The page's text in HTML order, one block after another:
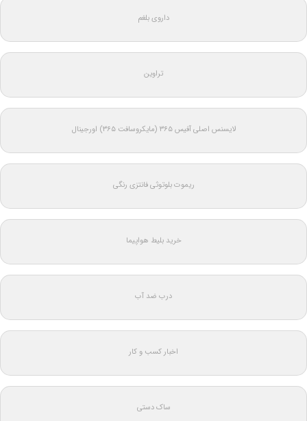
داروی بلغم
تراوین
لایسنس اصلی آفیس ۳۶۵ (مایکروسافت ۳۶۵) اورجینال
ریموت بلوتوثی فانتزی رنگی
خرید بلیط هواپیما
درب ضد آب
اخبار کسب و کار
ساک دستی